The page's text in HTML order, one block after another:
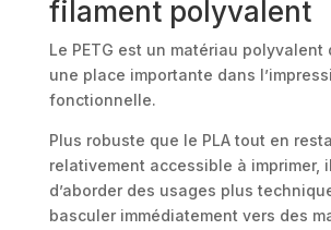
filament polyvalent
Le PETG est un matériau polyvalent
une place importante dans
fonctionnelle.
Plus robuste que le PLA tout en
relativement accessible à imprimer,
d’aborder des usages plus
basculer immédiatement vers des